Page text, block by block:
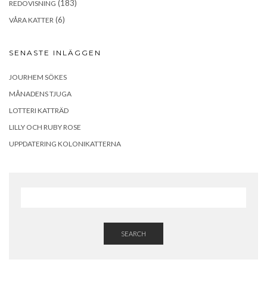
REDOVISNING (183)
VÅRA KATTER (6)
SENASTE INLÄGGEN
JOURHEM SÖKES
MÅNADENS TJUGA
LOTTERI KATTRÄD
LILLY OCH RUBY ROSE
UPPDATERING KOLONIKATTERNA
SEARCH